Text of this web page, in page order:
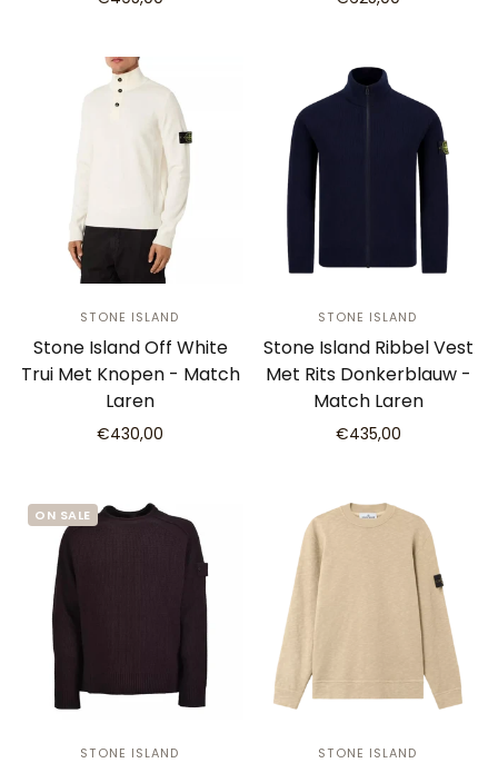
STONE ISLAND
Stone Island Off White
Trui Met Knopen - Match
Laren
€430,00
STONE ISLAND
Stone Island Ribbel Vest
Met Rits Donkerblauw -
Match Laren
€435,00
ON SALE
STONE ISLAND STONE ISLAND